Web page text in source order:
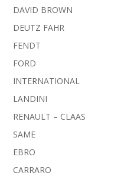
DAVID BROWN
DEUTZ FAHR
FENDT
FORD
INTERNATIONAL
LANDINI
RENAULT – CLAAS
SAME
EBRO
CARRARO